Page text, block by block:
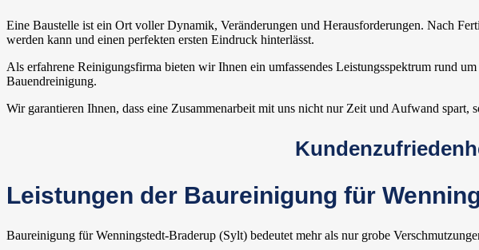
Eine Baustelle ist ein Ort voller Dynamik, Veränderungen und Herausforderungen. Nach
werden kann und einen perfekten ersten Eindruck hinterlässt.
Als erfahrene Reinigungsfirma bieten wir Ihnen ein umfassendes Leistungsspektrum rund
Bauendreinigung.
Wir garantieren Ihnen, dass eine Zusammenarbeit mit uns nicht nur Zeit und Aufwand spart,
Leistungen der Baureinigung für
Baureinigung für Wenningstedt-Braderup (Sylt) bedeutet mehr als nur grobe